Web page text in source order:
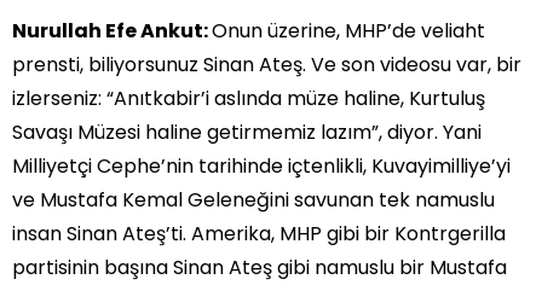
Nurullah Efe Ankut:Onun üzerine, MHP’de veliaht
prensti, biliyorsunuz Sinan Ateş. Ve son videosu var, bir
izlerseniz: “Anıtkabir’i aslında müze haline, Kurtuluş
Savaşı Müzesi haline getirmemiz lazım”, diyor. Yani
Milliyetçi Cephe’nin tarihinde içtenlikli, Kuvayimilliye’yi
ve Mustafa Kemal Geleneğini savunan tek namuslu
insan Sinan Ateş’ti. Amerika, MHP gibi bir Kontrgerilla
partisinin başına Sinan Ateş gibi namuslu bir Mustafa